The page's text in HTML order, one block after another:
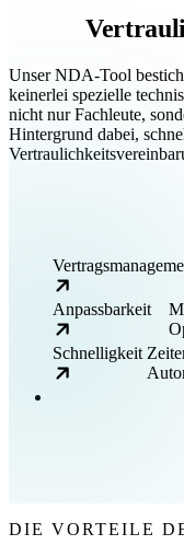
Unser NDA-Tool
keinerlei spezielle
nicht nur Fachleute,
Hintergrund dabei,
Anpassbarkeit
Schnelligkeit
DIE VORTEILE